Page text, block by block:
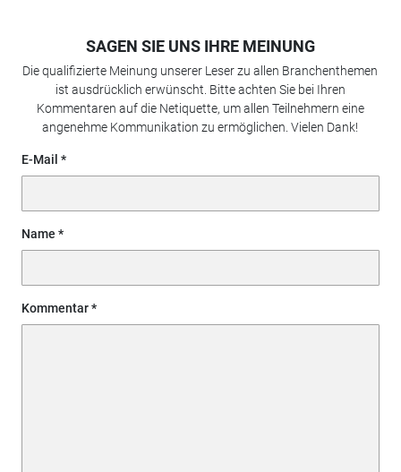
SAGEN SIE UNS IHRE MEINUNG
Die qualifizierte Meinung unserer Leser zu allen Branchenthemen
ist ausdrücklich erwünscht. Bitte achten Sie bei Ihren
Kommentaren auf die Netiquette, um allen Teilnehmern eine
angenehme Kommunikation zu ermöglichen. Vielen Dank!
E-Mail
Name
Kommentar